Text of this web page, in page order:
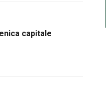
capitale